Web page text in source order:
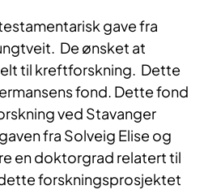
gave fra
De ønsket at
til kreftforskning. Dette
fond. Dette fond
ved Stavanger
fra Solveig Elise og
en doktorgrad relatert til
forskningsprosjektet